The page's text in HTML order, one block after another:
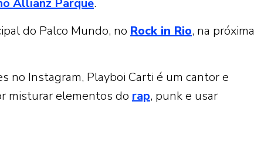
do Palco Mundo, no Rock in Rio, na próxima
no Instagram, Playboi Carti é um cantor e
misturar elementos do rap, punk e usar